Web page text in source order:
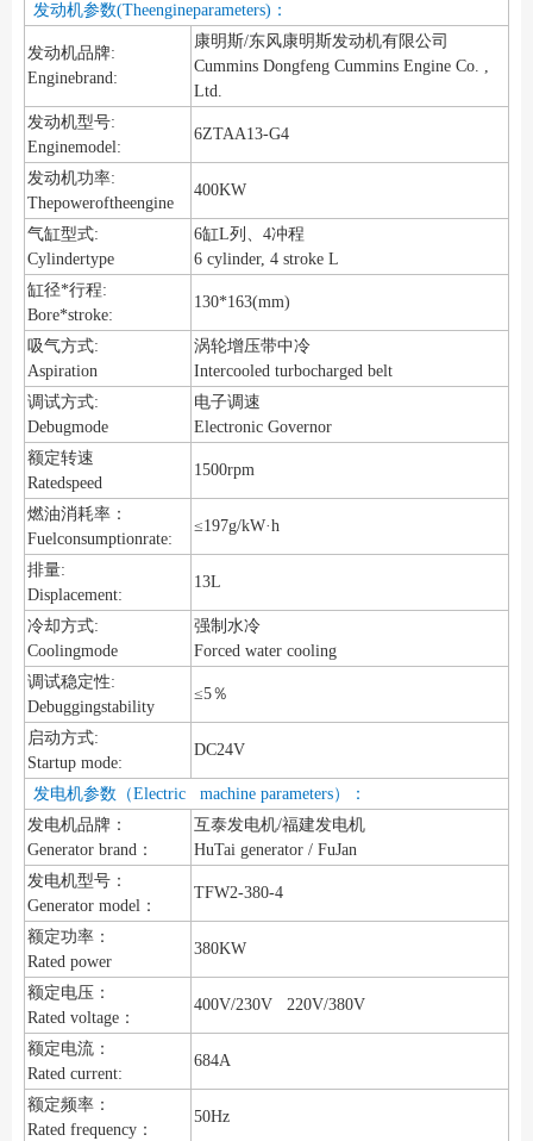
发动机参数(Theengineparameters)：
发动机品牌:
Enginebrand:
康明斯/东风康明斯发动机有限公司
Cummins Dongfeng Cummins Engine Co. ,
Ltd.
发动机型号:
Enginemodel:
6ZTAA13-G4
发动机功率:
Thepoweroftheengine
400KW
气缸型式:
Cylindertype
6缸L列、4冲程
6 cylinder, 4 stroke L
缸径*行程:
Bore*stroke:
130*163(mm)
吸气方式:
Aspiration
涡轮增压带中冷
Intercooled turbocharged belt
调试方式:
Debugmode
电子调速
Electronic Governor
额定转速
Ratedspeed
1500rpm
燃油消耗率：
Fuelconsumptionrate:
≤197g/kW·h
排量:
Displacement:
13L
冷却方式:
Coolingmode
强制水冷
Forced water cooling
调试稳定性:
Debuggingstability
≤5％
启动方式:
Startup mode:
DC24V
发电机参数（Electric machine parameters）：
发电机品牌：
Generator brand：
互泰发电机/福建发电机
HuTai generator / FuJan
发电机型号：
Generator model：
TFW2-380-4
额定功率：
Rated power
380KW
额定电压：
Rated voltage：
400V/230V 220V/380V
额定电流：
Rated current:
684A
额定频率：
Rated frequency：
50Hz